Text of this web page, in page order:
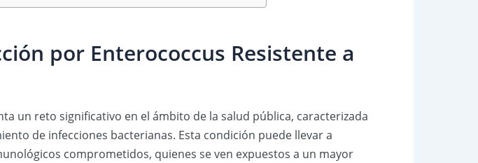
por Enterococcus Resistente a
un reto significativo en el ámbito de la salud pública, caracterizada
de infecciones bacterianas. Esta condición puede llevar a
comprometidos, quienes se ven expuestos a un mayor